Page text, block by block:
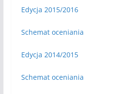
Edycja 2015/2016
Schemat oceniania
Edycja 2014/2015
Schemat oceniania